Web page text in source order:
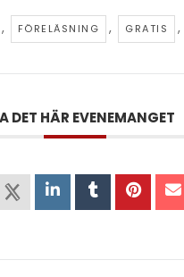
, FÖRELÄSNING , GRATIS ,
DET HÄR EVENEMANGET